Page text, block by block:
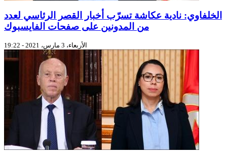
الخلفاوي: نادية عكاشة تسرّب أخبار القصر الرئاسي لعدد
من المدونين على صفحات الفايسبوك
الأربعاء، 3 مارس، 2021 - 19:22